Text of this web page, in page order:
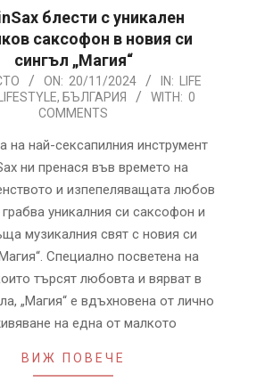
блести с уникален
саксофон в новия си
сингъл „Магия“
ON: 20/11/2024 IN:
LIFE
LIFESTYLE, БЪЛГАРИЯ WITH: 0
COMMENTS
на най-сексапилния инструмент
ни пренася във времето на
и изпепеляващата любов
уникалния си саксофон и
музикалния свят с новия си
Специално посветена на
търсят любовта и вярват в
„Магия“ е вдъхновена от лично
на една от малкото
ВИЖ ПОВЕЧЕ